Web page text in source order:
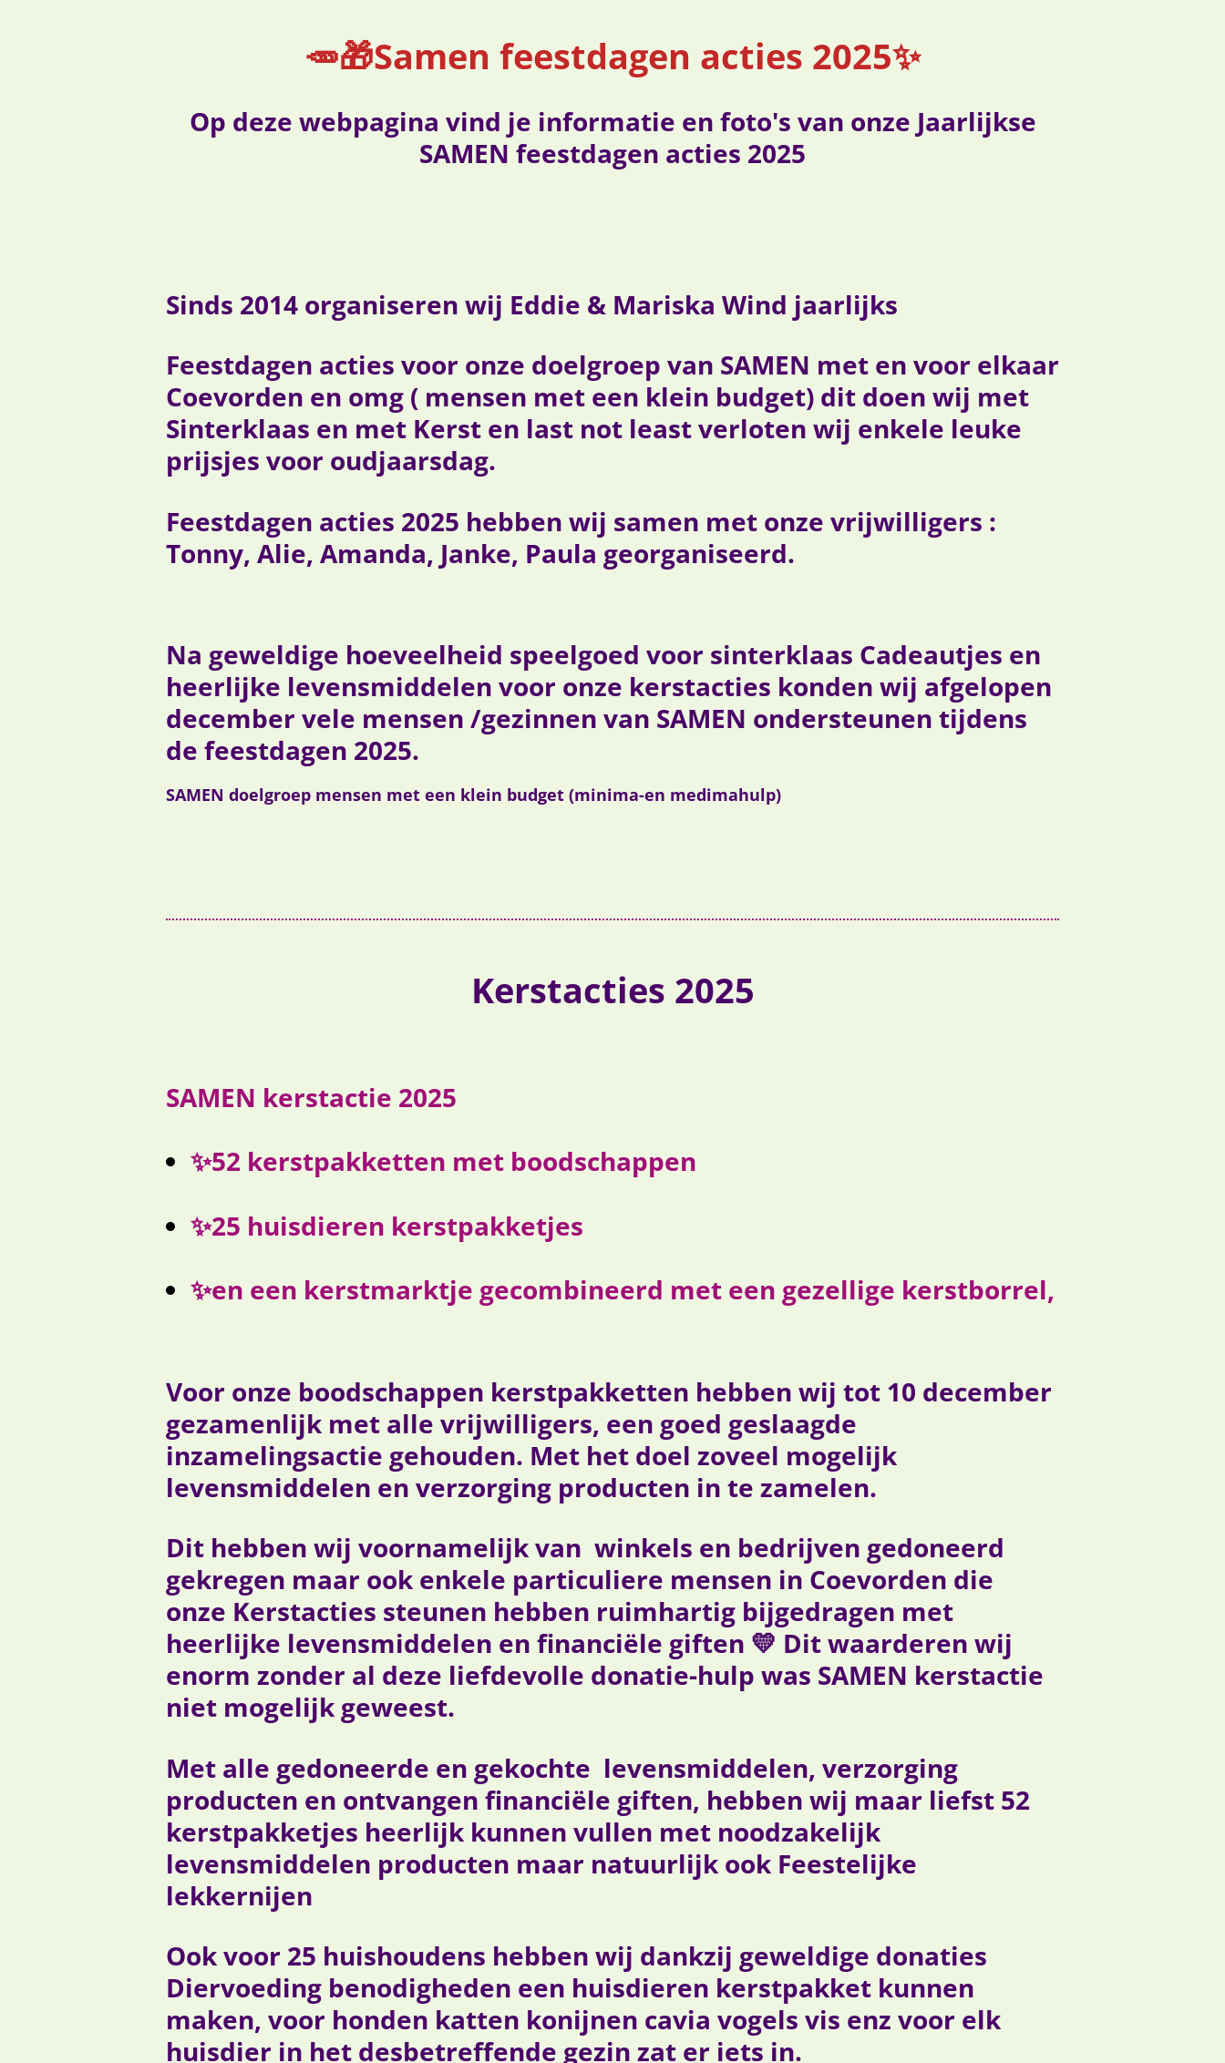
🥕🎁Samen feestdagen acties 2025✨
Op deze webpagina vind je informatie en foto's van onze Jaarlijkse
SAMEN feestdagen acties 2025
Sinds 2014 organiseren wij Eddie & Mariska Wind jaarlijks
Feestdagen acties voor onze doelgroep van SAMEN met en voor elkaar
Coevorden en omg ( mensen met een klein budget) dit doen wij met
Sinterklaas en met Kerst en last not least verloten wij enkele leuke
prijsjes voor oudjaarsdag.
Feestdagen acties 2025 hebben wij samen met onze vrijwilligers :
Tonny, Alie, Amanda, Janke, Paula georganiseerd.
Na geweldige hoeveelheid speelgoed voor sinterklaas Cadeautjes en
heerlijke levensmiddelen voor onze kerstacties konden wij afgelopen
december vele mensen /gezinnen van SAMEN ondersteunen tijdens
de feestdagen 2025.
SAMEN doelgroep mensen met een klein budget (minima-en medimahulp)
Kerstacties 2025
SAMEN kerstactie 2025
✨52 kerstpakketten met boodschappen
✨25 huisdieren kerstpakketjes
✨en een kerstmarktje gecombineerd met een gezellige kerstborrel,
Voor onze boodschappen kerstpakketten hebben wij tot 10 december
gezamenlijk met alle vrijwilligers, een goed geslaagde
inzamelingsactie gehouden. Met het doel zoveel mogelijk
levensmiddelen en verzorging producten in te zamelen.
Dit hebben wij voornamelijk van winkels en bedrijven gedoneerd
gekregen maar ook enkele particuliere mensen in Coevorden die
onze Kerstacties steunen hebben ruimhartig bijgedragen met
heerlijke levensmiddelen en financiële giften 💛 Dit waarderen wij
enorm zonder al deze liefdevolle donatie-hulp was SAMEN kerstactie
niet mogelijk geweest.
Met alle gedoneerde en gekochte levensmiddelen, verzorging
producten en ontvangen financiële giften, hebben wij maar liefst 52
kerstpakketjes heerlijk kunnen vullen met noodzakelijk
levensmiddelen producten maar natuurlijk ook Feestelijke
lekkernijen
Ook voor 25 huishoudens hebben wij dankzij geweldige donaties
Diervoeding benodigheden een huisdieren kerstpakket kunnen
maken, voor honden katten konijnen cavia vogels vis enz voor elk
huisdier in het desbetreffende gezin zat er iets in.